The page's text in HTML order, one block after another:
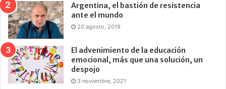
Argentina, el bastión de resistencia
ante el mundo
20 agosto, 2019
El advenimiento de la educación
emocional, más que una solución, un
despojo
3 noviembre, 2021